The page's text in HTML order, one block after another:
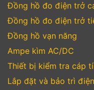
Đồng hồ đo điện trở
Đồng hồ đo điện trở
Đồng hồ vạn năng
Ampe kìm AC/DC
Thiết bị kiểm tra cáp
Lắp đặt và bảo trì